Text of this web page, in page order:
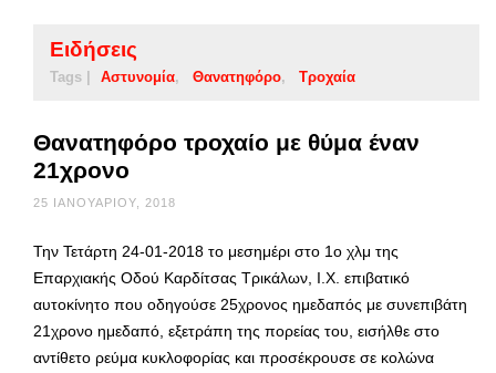
Ειδήσεις
Tags | Αστυνομία Θανατηφόρο Τροχαία
Θανατηφόρο τροχαίο με θύμα έναν
21χρονο
25 ΙΑΝΟΥΑΡΊΟΥ, 2018
Την Τετάρτη 24-01-2018 το μεσημέρι στο 1ο χλμ της
Επαρχιακής Οδού Καρδίτσας Τρικάλων, Ι.Χ. επιβατικό
αυτοκίνητο που οδηγούσε 25χρονος ημεδαπός με συνεπιβάτη
21χρονο ημεδαπό, εξετράπη της πορείας του, εισήλθε στο
αντίθετο ρεύμα κυκλοφορίας και προσέκρουσε σε κολώνα